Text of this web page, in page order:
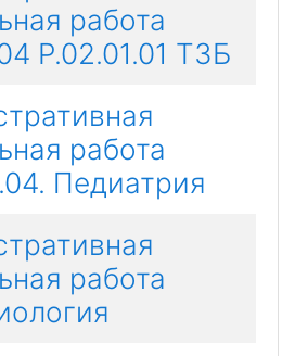
работа
Р.02.01.01 ТЗБ
работа
Педиатрия
работа